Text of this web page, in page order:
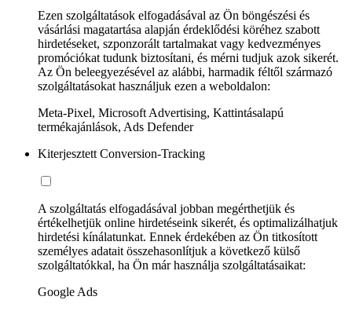
Ezen szolgáltatások elfogadásával az Ön böngészési és
vásárlási magatartása alapján érdeklődési köréhez szabott
hirdetéseket, szponzorált tartalmakat vagy kedvezményes
promóciókat tudunk biztosítani, és mérni tudjuk azok sikerét.
Az Ön beleegyezésével az alábbi, harmadik féltől származó
szolgáltatásokat használjuk ezen a weboldalon:
Meta-Pixel, Microsoft Advertising, Kattintásalapú
termékajánlások, Ads Defender
Kiterjesztett Conversion-Tracking
A szolgáltatás elfogadásával jobban megérthetjük és
értékelhetjük online hirdetéseink sikerét, és optimalizálhatjuk
hirdetési kínálatunkat. Ennek érdekében az Ön titkosított
személyes adatait összehasonlítjuk a következő külső
szolgáltatókkal, ha Ön már használja szolgáltatásaikat:
Google Ads